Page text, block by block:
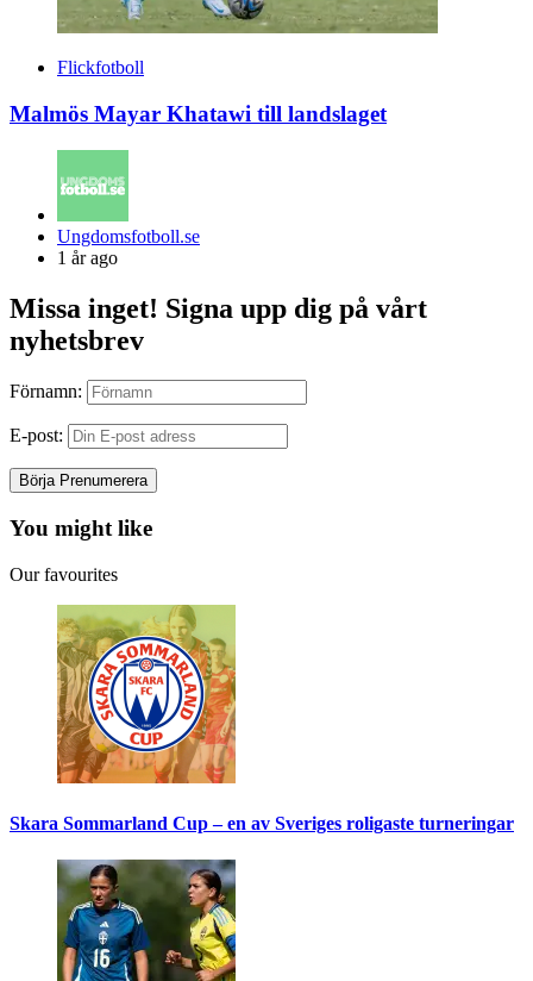
Flickfotboll
Malmös Mayar Khatawi till landslaget
Posted
by
Ungdomsfotboll.se
1 år ago
Missa inget! Signa upp dig på vårt
nyhetsbrev
Förnamn:
E-post:
You might like
Our favourites
Skara Sommarland Cup – en av Sveriges roligaste turneringar